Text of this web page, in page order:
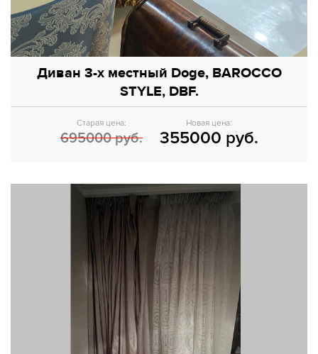
Диван 3-х местный Doge, BAROCCO
STYLE, DBF.
Старая цена:
695000 руб.
Новая цена:
355000 руб.